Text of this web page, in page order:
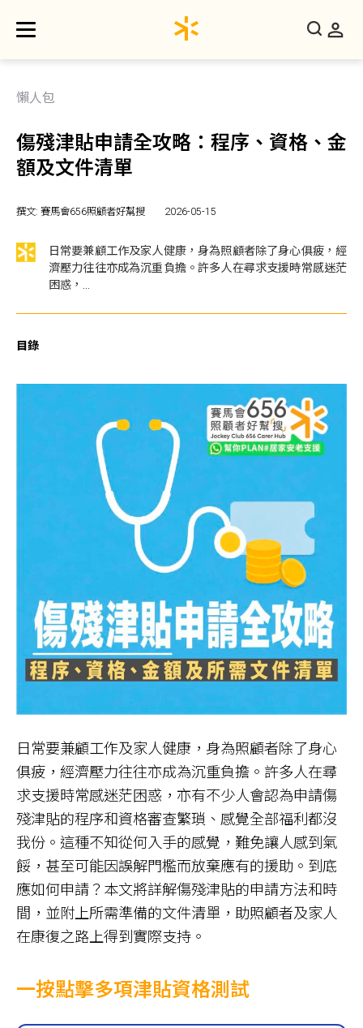
懶人包
傷殘津貼申請全攻略：程序、資格、金
額及文件清單
撰文: 賽馬會656照顧者好幫搜 2026-05-15
日常要兼顧工作及家人健康，身為照顧者除了身心俱疲，經
濟壓力往往亦成為沉重負擔。許多人在尋求支援時常感迷茫
困惑，...
目錄
日常要兼顧工作及家人健康，身為照顧者除了身心
俱疲，經濟壓力往往亦成為沉重負擔。許多人在尋
求支援時常感迷茫困惑，亦有不少人會認為申請傷
殘津貼的程序和資格審查繁瑣、感覺全部福利都沒
我份。這種不知從何入手的感覺，難免讓人感到氣
餒，甚至可能因誤解門檻而放棄應有的援助。到底
應如何申請？本文將詳解傷殘津貼的申請方法和時
間，並附上所需準備的文件清單，助照顧者及家人
在康復之路上得到實際支持。
一按點擊多項津貼資格測試